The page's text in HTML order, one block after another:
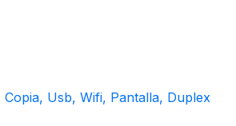
Usb, Wifi, Pantalla, Duplex